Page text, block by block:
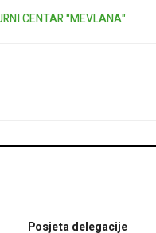
CENTAR "MEVLANA"
Posjeta delegacije